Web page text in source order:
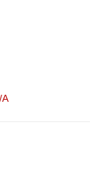
A